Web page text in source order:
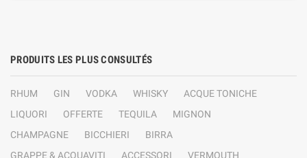
PRODUITS LES PLUS CONSULTÉS
RHUM GIN VODKA WHISKY
ACQUE TONICHE
LIQUORI
OFFERTE TEQUILA
MIGNON
CHAMPAGNE
BICCHIERI
BIRRA
GRAPPE & ACQUAVITI
ACCESSORI
VERMOUTH